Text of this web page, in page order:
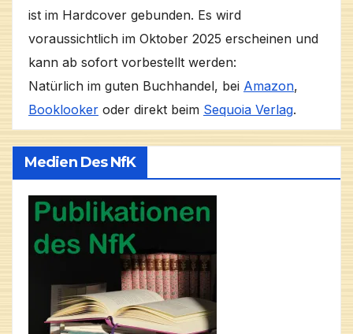
ist im Hardcover gebunden. Es wird
voraussichtlich im Oktober 2025 erscheinen und
kann ab sofort vorbestellt werden:
Natürlich im guten Buchhandel, bei Amazon,
Booklooker oder direkt beim Sequoia Verlag.
Medien Des NfK